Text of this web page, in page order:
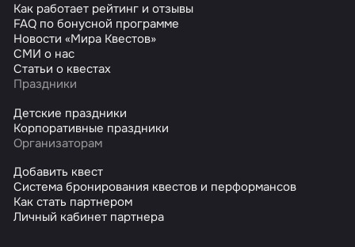
Как работает рейтинг и отзывы
FAQ по бонусной программе
Новости «Мира Квестов»
СМИ о нас
Статьи о квестах
Праздники
Детские праздники
Корпоративные праздники
Организаторам
Добавить квест
Система бронирования квестов и перформансов
Как стать партнером
Личный кабинет партнера